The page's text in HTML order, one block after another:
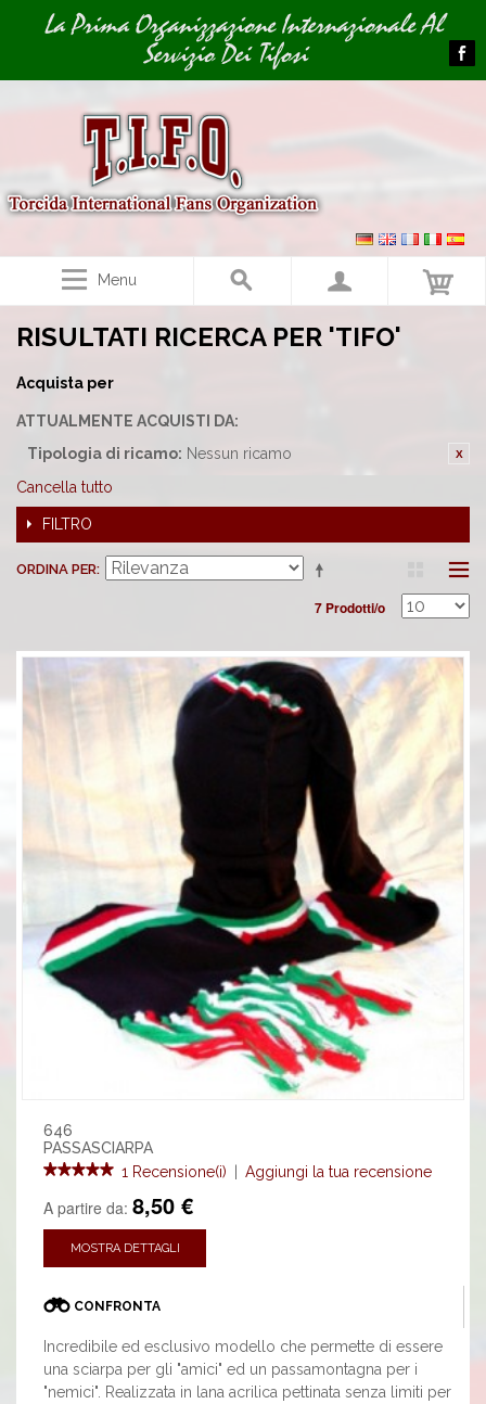
Image 01La Prima Organizzazione Internazionale Al
Servizio Dei Tifosi
Menu
RISULTATI RICERCA PER 'TIFO'
Acquista per
ATTUALMENTE ACQUISTI DA:
Tipologia di ricamo: Nessun ricamo
Cancella tutto
FILTRO
ORDINA PER
7 Prodotti/o
646
PASSASCIARPA
1 Recensione(i)
Aggiungi la tua recensione
A partire da: 8,50 €
MOSTRA DETTAGLI
CONFRONTA
Incredibile ed esclusivo modello che permette di essere
una sciarpa per gli "amici" ed un passamontagna per i
"nemici". Realizzata in lana acrilica pettinata senza limiti per